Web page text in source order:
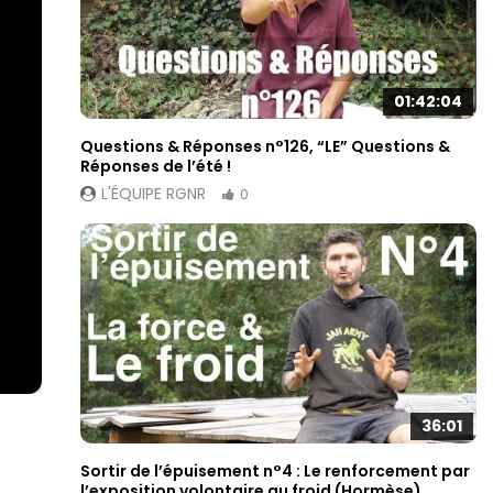
01:42:04
Questions & Réponses n°126, “LE” Questions &
Réponses de l’été !
L'ÉQUIPE RGNR
0
36:01
Sortir de l’épuisement n°4 : Le renforcement par